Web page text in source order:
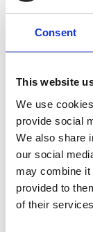
Consent
This website
We use
provide social
We also share
our social
may combine it
provided to
of their
Banderoles
Des salons
banderoles
message avec
dimensions
les monter sur
présence.